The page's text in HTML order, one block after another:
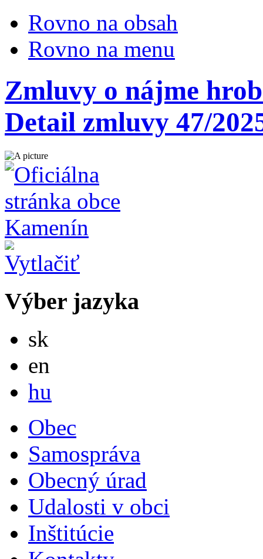
Rovno na obsah
Rovno na menu
Zmluvy o nájme
Detail zmluvy 47/
Výber jazyka
sk
en
hu
Obec
Samospráva
Obecný úrad
Udalosti v obci
Inštitúcie